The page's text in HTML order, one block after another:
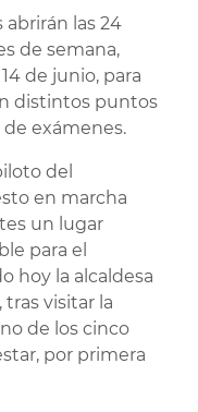
las 24
de semana,
de junio, para
distintos puntos
exámenes.
del
en marcha
un lugar
para el
hoy la alcaldesa
tras visitar la
de los cinco
por primera